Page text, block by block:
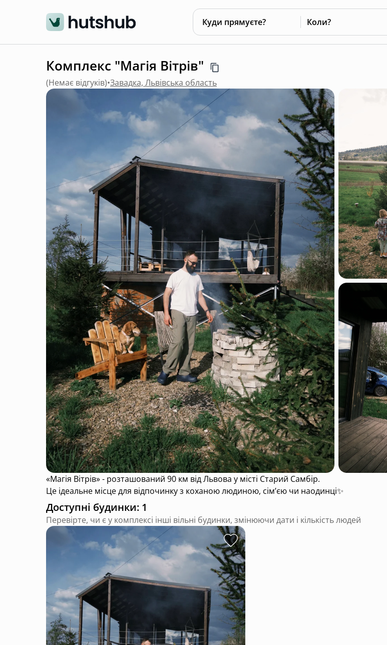
Куди прямуєте? Коли?
Комплекс "Магія Вітрiв"
(Немає відгуків)•Завадка, Львівська область
«Магія Вітрів» - розташований 90 км від Львова у місті Старий Самбір.
Це ідеальне місце для відпочинку з коханою людиною, сімʼєю чи наодинці✨
Доступні будинки: 1
Перевірте, чи є у комплексі інші вільні будинки, змінюючи дати і кількість людей